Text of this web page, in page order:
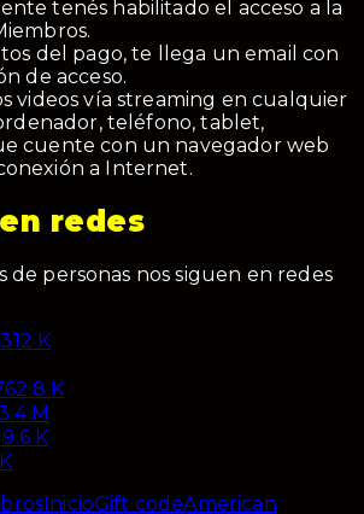
tenés habilitado el acceso a la
del pago, te llega un email con
de acceso.
videos vía streaming en cualquier
teléfono, tablet,
cuente con un navegador web
a Internet.
redes
de personas nos siguen en redes
312 K
K
M
K
InicioGift codeAmerican